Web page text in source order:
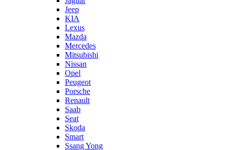
Jeep
KIA
Lexus
Mazda
Mercedes
Mitsubishi
Nissan
Opel
Peugeot
Porsche
Renault
Saab
Seat
Skoda
Smart
Ssang Yong